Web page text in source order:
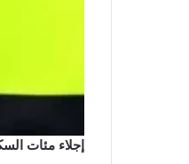
إجلاء مئات